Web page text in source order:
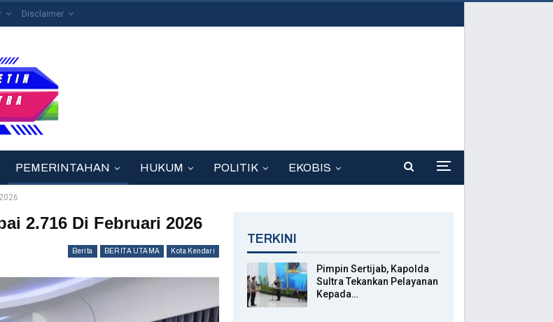
Disclaimer
PEMERINTAHAN HUKUM POLITIK EKOBIS
2.716 Di Februari 2026
Berita BERITA UTAMA Kota Kendari
TERKINI
Pimpin Sertijab, Kapolda
Sultra Tekankan Pelayanan
Kepada…